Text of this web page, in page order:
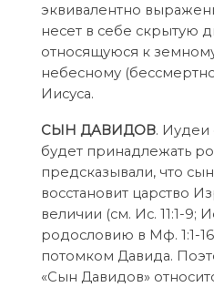
эквивалентно
несет в себе скрытую
относящуюся к
небесному
Иисуса.
СЫН ДАВИДОВ. Иудеи
будет принадлежать
предсказывали, что
восстановит царство
величии (см. Ис. 11:1-9;
родословию в Мф. 1:1-
потомком Давида.
«Сын Давидов»